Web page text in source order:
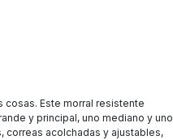
Este morral resistente
y principal, uno mediano y uno
acolchadas y ajustables,